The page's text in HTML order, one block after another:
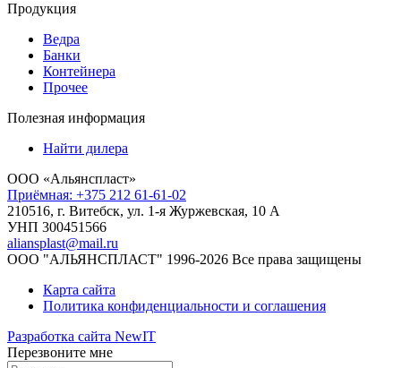
Продукция
Ведра
Банки
Контейнера
Прочее
Полезная информация
Найти дилера
ООО «Альянспласт»
Приёмная: +375 212 61-61-02
210516, г. Витебск, ул. 1-я Журжевская, 10 А
УНП 300451566
aliansplast@mail.ru
ООО "АЛЬЯНСПЛАСТ" 1996-2026 Все права защищены
Карта сайта
Политика конфиденциальности и соглашения
Разработка сайта NewIT
Перезвоните мне